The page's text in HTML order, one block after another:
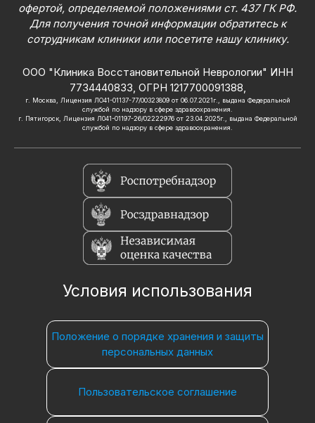
офертой, определяемой положениями ст. 437 ГК РФ.
Для получения точной информации обратитесь к
сотрудникам клиники или посетите нашу клинику.
ООО "Клиника Восстановительной Неврологии" ИНН
7734440833, ОГРН 1217700091388,
г. Москва, Лицензия ЛО41-01137-77/00323809 от 06.07.2021г., выдана Федеральной
службой по надзору в сфере здравоохранения.
г. Пятигорск, Лицензия Л041-01197-26/02222976 от 23.04.2025г., выдана Федеральной
службой по надзору в сфере здравоохранения.
Условия использования
Положение о порядке хранения и защиты
персональных данных
Пользовательское соглашение